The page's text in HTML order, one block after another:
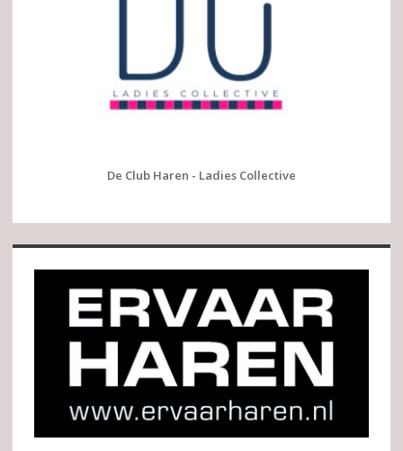
De Club Haren - Ladies Collective